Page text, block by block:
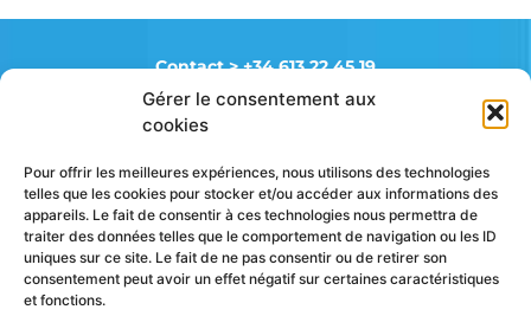
Gérer le consentement aux
cookies
Pour offrir les meilleures expériences, nous utilisons des technologies
telles que les cookies pour stocker et/ou accéder aux informations des
appareils. Le fait de consentir à ces technologies nous permettra de
traiter des données telles que le comportement de navigation ou les ID
uniques sur ce site. Le fait de ne pas consentir ou de retirer son
consentement peut avoir un effet négatif sur certaines caractéristiques
et fonctions.
Contact > +34 613 22 45 19
Politique de cookies (UE)
Suivez toute notre actu